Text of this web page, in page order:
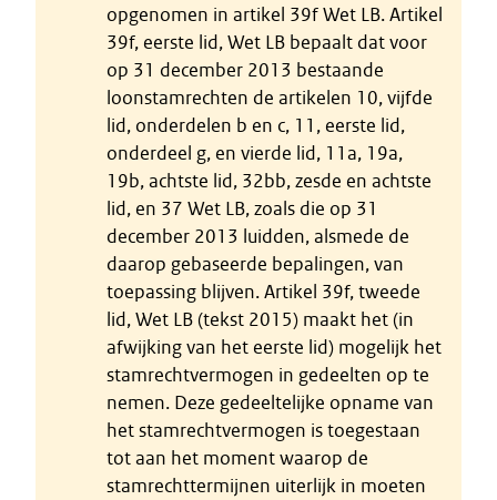
opgenomen in artikel 39f Wet LB. Artikel
39f, eerste lid, Wet LB bepaalt dat voor
op 31 december 2013 bestaande
loonstamrechten de artikelen 10, vijfde
lid, onderdelen b en c, 11, eerste lid,
onderdeel g, en vierde lid, 11a, 19a,
19b, achtste lid, 32bb, zesde en achtste
lid, en 37 Wet LB, zoals die op 31
december 2013 luidden, alsmede de
daarop gebaseerde bepalingen, van
toepassing blijven. Artikel 39f, tweede
lid, Wet LB (tekst 2015) maakt het (in
afwijking van het eerste lid) mogelijk het
stamrechtvermogen in gedeelten op te
nemen. Deze gedeeltelijke opname van
het stamrechtvermogen is toegestaan
tot aan het moment waarop de
stamrechttermijnen uiterlijk in moeten